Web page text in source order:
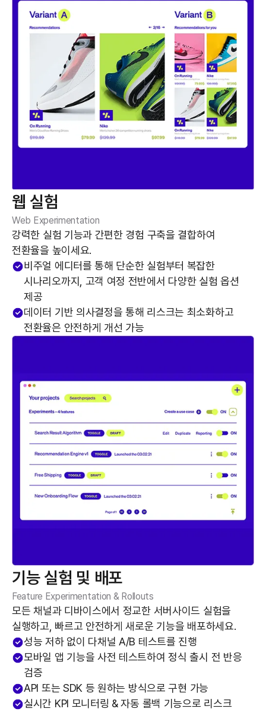
웹 실험
Web Experimentation
강력한 실험 기능과 간편한 경험 구축을 결합하여
전환율을 높이세요.
비주얼 에디터를 통해 단순한 실험부터 복잡한
시나리오까지, 고객 여정 전반에서 다양한 실험 옵션
제공
데이터 기반 의사결정을 통해 리스크는 최소화하고
전환율은 안전하게 개선 가능
기능 실험 및 배포
Feature Experimentation & Rollouts
모든 채널과 디바이스에서 정교한 서버사이드 실험을
실행하고, 빠르고 안전하게 새로운 기능을 배포하세요.
성능 저하 없이 다채널 A/B 테스트를 진행
모바일 앱 기능을 사전 테스트하여 정식 출시 전 반응
검증
API 또는 SDK 등 원하는 방식으로 구현 가능
실시간 KPI 모니터링 & 자동 롤백 기능으로 리스크